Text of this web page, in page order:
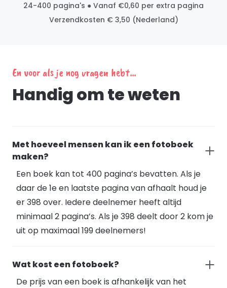
24-400 pagina's ● Vanaf €0,60 per extra pagina
Verzendkosten € 3,50 (Nederland)
En voor als je nog vragen hebt...
Handig om te weten
Met hoeveel mensen kan ik een fotoboek
maken?
Een boek kan tot 400 pagina’s bevatten. Als je
daar de 1e en laatste pagina van afhaalt houd je
er 398 over. Iedere deelnemer heeft altijd
minimaal 2 pagina’s. Als je 398 deelt door 2 kom je
uit op maximaal 199 deelnemers!
Wat kost een fotoboek?
De prijs van een boek is afhankelijk van het